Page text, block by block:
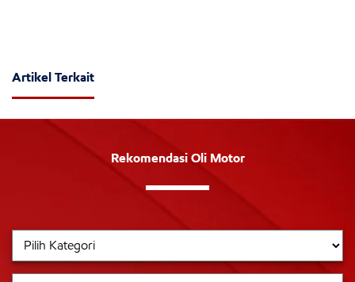
Artikel Terkait
Rekomendasi Oli Motor